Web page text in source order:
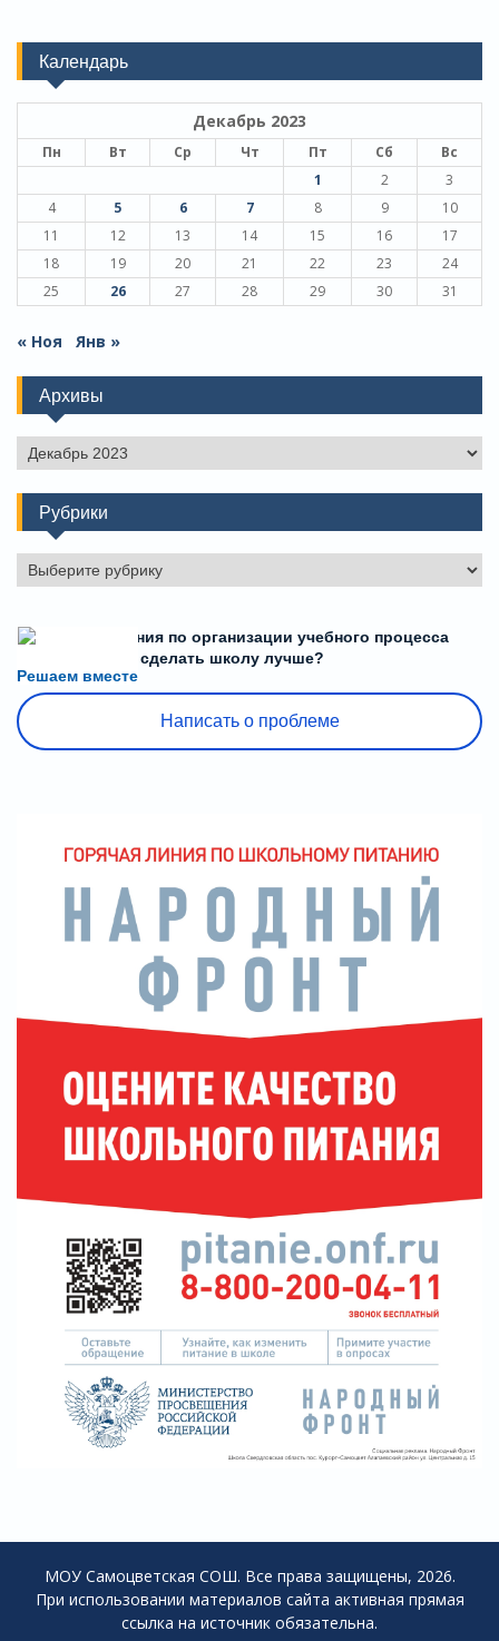
Календарь
Декабрь 2023
Пн Вт Ср Чт Пт Сб
Вс
1
2
3
4
5 6 7 8 9
10
11
12 13 14 15 16
17
18
19 20 21 22 23
24
25
26 27 28 29 30 31
« Ноя Янв »
Архивы
Архивы
Рубрики
Рубрики
Решаем вместе
Есть предложения по организации учебного процесса
или знаете, как сделать школу лучше?
Написать о проблеме
МОУ Самоцветская СОШ. Все права защищены, 2026.
При использовании материалов сайта активная прямая
ссылка на источник обязательна.